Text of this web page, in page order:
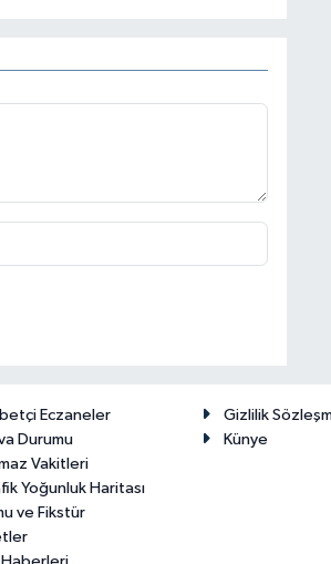
Eczaneler
Durumu
Vakitleri
Yoğunluk Haritası
ve Fikstür
Gizlilik
Künye